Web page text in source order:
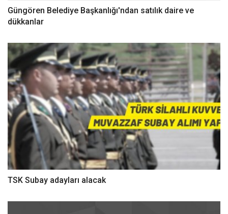
Güngören Belediye Başkanlığı'ndan satılık daire ve
dükkanlar
TSK Subay adayları alacak